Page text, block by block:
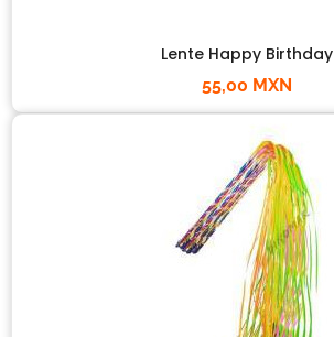
Lente Happy Birthday
55,00 MXN